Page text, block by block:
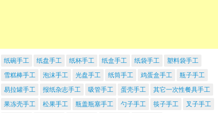
纸碗手工 纸盘手工 纸杯手工 纸盒手工 纸袋手工
塑料袋手工
雪糕棒手工
泡沫手工 光盘手工 纸筒手工 鸡蛋盒手工
瓶子手工
易拉罐手工
报纸杂志手工 吸管手工 蛋壳手工
其它一次性餐具手工
果冻壳手工
松果手工 瓶盖瓶塞手工 勺子手工 筷子手工
叉子手工